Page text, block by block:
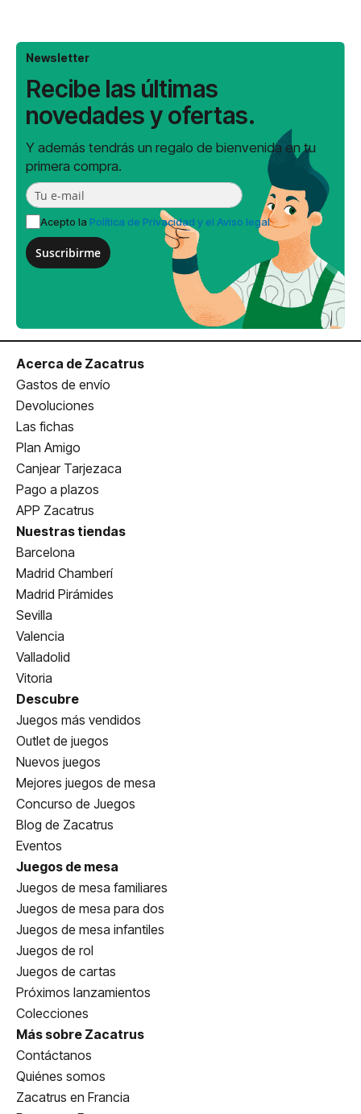
Newsletter
Recibe las últimas
novedades y ofertas.
Y además tendrás un regalo de bienvenida en tu
primera compra.
Acepto la Política de Privacidad y el Aviso legal
Suscribirme
Acerca de Zacatrus
Gastos de envío
Devoluciones
Las fichas
Plan Amigo
Canjear Tarjezaca
Pago a plazos
APP Zacatrus
Nuestras tiendas
Barcelona
Madrid Chamberí
Madrid Pirámides
Sevilla
Valencia
Valladolid
Vitoria
Descubre
Juegos más vendidos
Outlet de juegos
Nuevos juegos
Mejores juegos de mesa
Concurso de Juegos
Blog de Zacatrus
Eventos
Juegos de mesa
Juegos de mesa familiares
Juegos de mesa para dos
Juegos de mesa infantiles
Juegos de rol
Juegos de cartas
Próximos lanzamientos
Colecciones
Más sobre Zacatrus
Contáctanos
Quiénes somos
Zacatrus en Francia